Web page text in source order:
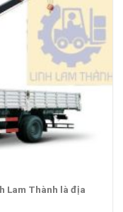
Lam Thành là địa